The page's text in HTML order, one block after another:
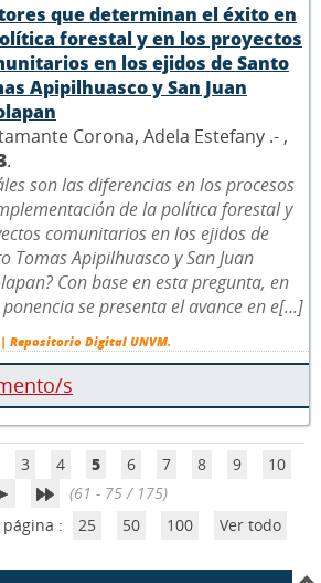
que determinan el éxito en
forestal y en los proyectos
en los ejidos de Santo
Apipilhuasco y San Juan
Corona, Adela Estefany .- ,
.
son las diferencias en los procesos
de la política forestal y
comunitarios en los ejidos de
Tomas Apipilhuasco y San Juan
Con base en esta pregunta, en
se presenta el avance en e[...]
| Repositorio Digital UNVM.
s
3 4 5 6 7 8 9
10
(61 - 75 / 175)
página :
25 50 100 Ver todo